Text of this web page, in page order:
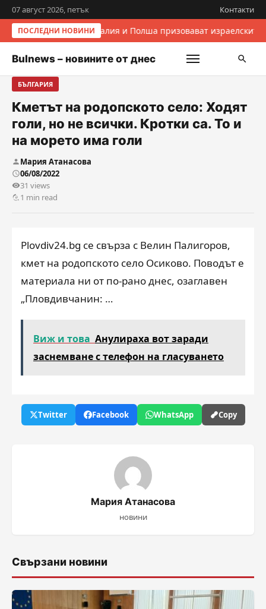
07 август 2026, петък Контакти
ПОСЛЕДНИ НОВИНИИталия и Полша призовават
Bulnews – новините от днес
БЪЛГАРИЯ
Кметът на родопското село: Ходят
голи, но не всички. Кротки са. То и
на морето има голи
Мария Атанасова
06/08/2022
31 views
1 min read
Plovdiv24.bg се свърза с Велин Палигоров,
кмет на родопското село Осиково. Поводът е
материала ни от по-рано днес, озаглавен
„Пловдивчанин: …
Виж и това Анулираха вот заради
заснемване с телефон на гласуването
Twitter Facebook WhatsApp Copy
Мария Атанасова
новини
Свързани новини